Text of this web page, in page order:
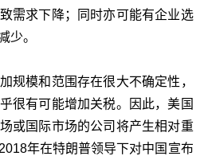
需求下降；同时亦可能有企业选
少。
规模和范围存在很大不确定性，
很有可能增加关税。因此，美国
或国际市场的公司将产生相对重
年在特朗普领导下对中国宣布